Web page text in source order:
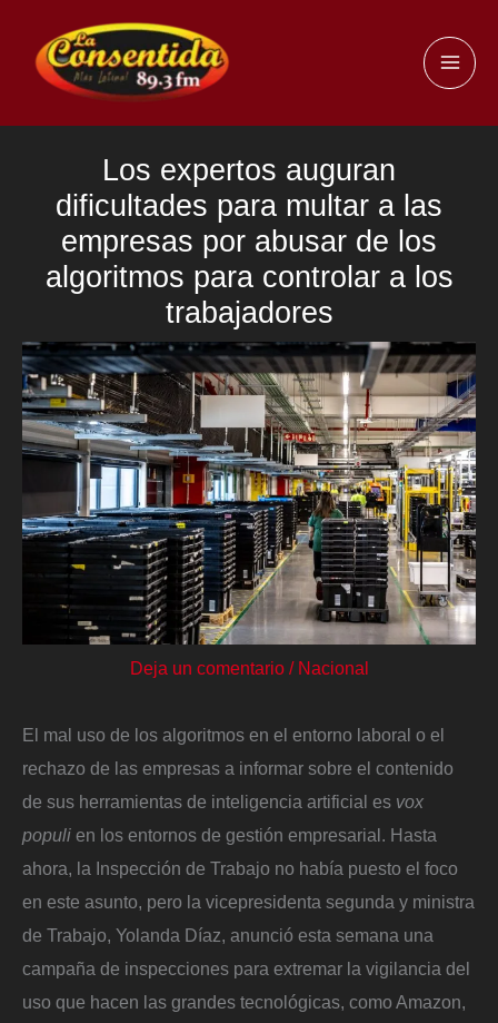
contenido
Los expertos auguran
dificultades para multar a las
empresas por abusar de los
algoritmos para controlar a los
trabajadores
Deja un comentario / Nacional
El mal uso de los algoritmos en el entorno laboral o el
rechazo de las empresas a informar sobre el contenido
de sus herramientas de inteligencia artificial es vox
populi en los entornos de gestión empresarial. Hasta
ahora, la Inspección de Trabajo no había puesto el foco
en este asunto, pero la vicepresidenta segunda y ministra
de Trabajo, Yolanda Díaz, anunció esta semana una
campaña de inspecciones para extremar la vigilancia del
uso que hacen las grandes tecnológicas, como Amazon,